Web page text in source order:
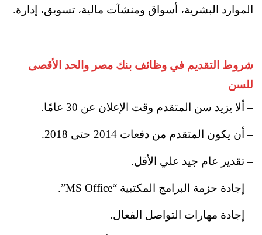
الموارد البشرية، أسواق ومنشآت مالية، تسويق، إدارة.
شروط التقديم في وظائف بنك مصر والحد الأقصى
للسن
– ألا يزيد سن المتقدم وقت الإعلان عن 30 عامًا.
– أن يكون المتقدم من دفعات 2014 حتى 2018.
– تقدير عام جيد علي الأقل.
– إجادة حزمة البرامج المكتبية “MS Office”.
– إجادة مهارات التواصل الفعال.